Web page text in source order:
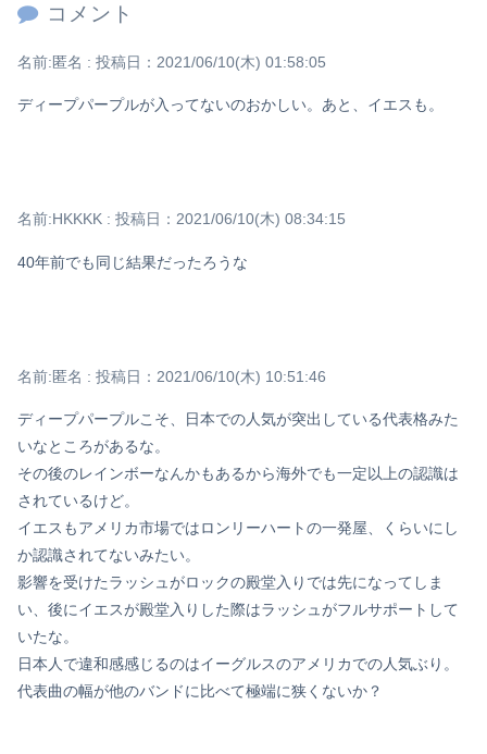
Powered by livedoor 相互RSS
コメント
名前:匿名 : 投稿日：2021/06/10(木) 01:58:05
ディープパープルが入ってないのおかしい。あと、イエスも。
名前:HKKKK : 投稿日：2021/06/10(木) 08:34:15
40年前でも同じ結果だったろうな
名前:匿名 : 投稿日：2021/06/10(木) 10:51:46
ディープパープルこそ、日本での人気が突出している代表格みた
いなところがあるな。
その後のレインボーなんかもあるから海外でも一定以上の認識は
されているけど。
イエスもアメリカ市場ではロンリーハートの一発屋、くらいにし
か認識されてないみたい。
影響を受けたラッシュがロックの殿堂入りでは先になってしま
い、後にイエスが殿堂入りした際はラッシュがフルサポートして
いたな。
日本人で違和感感じるのはイーグルスのアメリカでの人気ぶり。
代表曲の幅が他のバンドに比べて極端に狭くないか？